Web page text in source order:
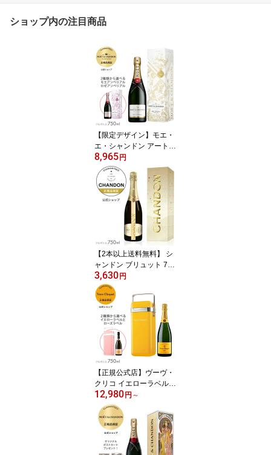
ショップ内の注目商品
【限定デザイン】モエ・
エ・シャンドン アート
オブ エペルネ 限定ギフ
トボックス モエ アンペ
リアル/ロゼ アンペリア
ル750ml 【正規公式店】
(シャンパン 白 ロゼ ブリ
ュット 辛口) 誕生日 結婚
祝い 母の日 ギフト ／ M
OET&CHANDON MOET
IMPERIAL/ROSE IMPER
IAL
8,965 円
【2本以上送料無料】 シ
ャンドン ブリュット 750
ml 限定デザインギフトボ
ックス入り (スパークリ
ングワイン 辛口) ／ CH
ANDON Limited Desgin
Giftbox (Sparking Wine)
【正規公式店】
3,630 円
【正規公式店】ヴーヴ・
クリコ イエローラベル &
ローズラベル クーラー
＜約1時間保冷可能＞フ
ルボトル 750ml 12度 シ
ャンパン 白 ブリュット
辛口 プレゼント ギフト
お祝い Veuve Clicquot C
12,980 円 ～